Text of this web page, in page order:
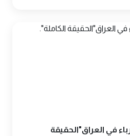
في العراق"الحقيقة